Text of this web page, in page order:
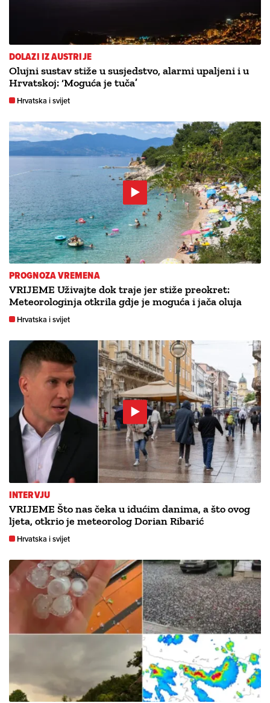
DOLAZI IZ AUSTRIJE
Olujni sustav stiže u susjedstvo, alarmi upaljeni i u
Hrvatskoj: ‘Moguća je tuča’
Hrvatska i svijet
PROGNOZA VREMENA
VRIJEME Uživajte dok traje jer stiže preokret:
Meteorologinja otkrila gdje je moguća i jača oluja
Hrvatska i svijet
INTERVJU
VRIJEME Što nas čeka u idućim danima, a što ovog
ljeta, otkrio je meteorolog Dorian Ribarić
Hrvatska i svijet